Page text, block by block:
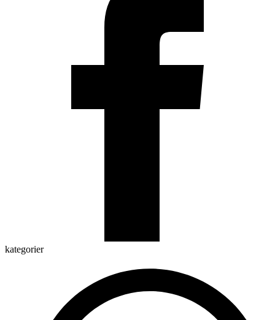
kategorier